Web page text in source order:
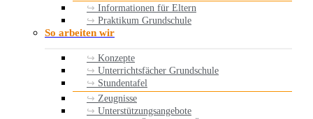
Informationen für Eltern
Praktikum Grundschule
So arbeiten wir
Konzepte
Unterrichtsfächer Grundschule
Stundentafel
Zeugnisse
Unterstützungsangebote